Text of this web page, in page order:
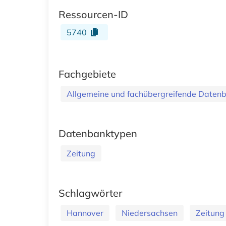
Ressourcen-ID
5740
Fachgebiete
Allgemeine und fachübergreifende
Datenbanktypen
Zeitung
Schlagwörter
Hannover Niedersachsen Zeitung